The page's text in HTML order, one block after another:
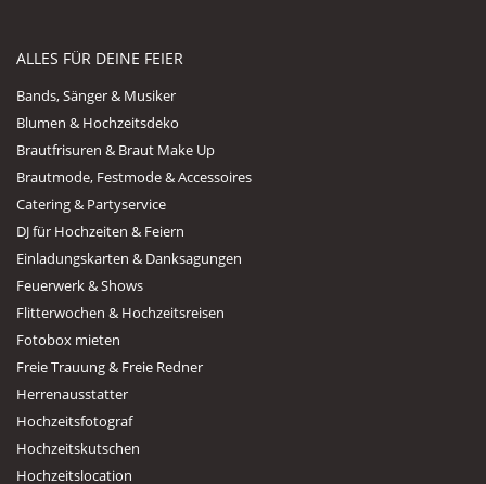
ALLES FÜR DEINE FEIER
Bands, Sänger & Musiker
Blumen & Hochzeitsdeko
Brautfrisuren & Braut Make Up
Brautmode, Festmode & Accessoires
Catering & Partyservice
DJ für Hochzeiten & Feiern
Einladungskarten & Danksagungen
Feuerwerk & Shows
Flitterwochen & Hochzeitsreisen
Fotobox mieten
Freie Trauung & Freie Redner
Herrenausstatter
Hochzeitsfotograf
Hochzeitskutschen
Hochzeitslocation